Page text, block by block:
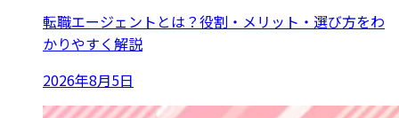
転職エージェントとは？役割・メリット・選び方をわ
かりやすく解説
2026年8月5日